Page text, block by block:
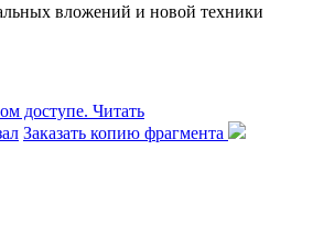
вложений и новой техники
Читать
Заказать копию фрагмента